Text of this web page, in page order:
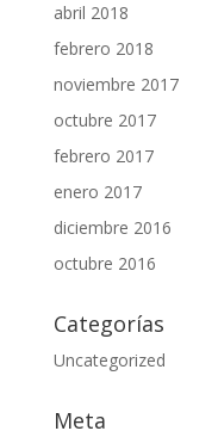
abril 2018
febrero 2018
noviembre 2017
octubre 2017
febrero 2017
enero 2017
diciembre 2016
octubre 2016
Categorías
Uncategorized
Meta